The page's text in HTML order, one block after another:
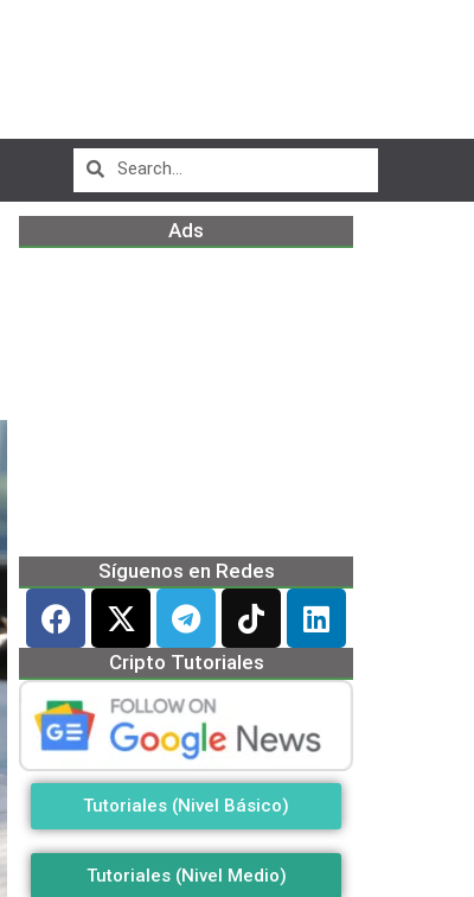
Ads
Síguenos en Redes
Cripto Tutoriales
Tutoriales (Nivel Básico)
Tutoriales (Nivel Medio)